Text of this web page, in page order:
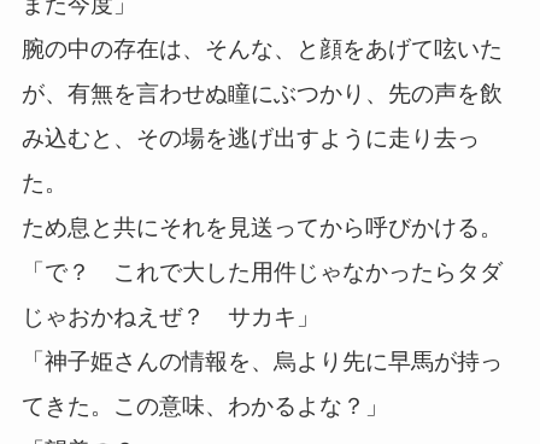
腕の中の存在は、そんな、と顔をあげて呟いた
が、有無を言わせぬ瞳にぶつかり、先の声を飲
み込むと、その場を逃げ出すように走り去っ
た。
ため息と共にそれを見送ってから呼びかける。
「で？ これで大した用件じゃなかったらタダ
じゃおかねえぜ？ サカキ」
「神子姫さんの情報を、烏より先に早馬が持っ
てきた。この意味、わかるよな？」